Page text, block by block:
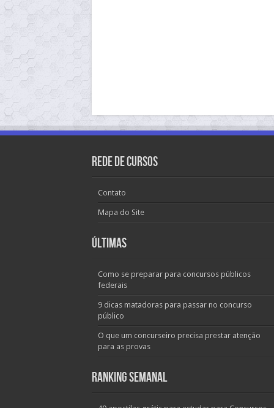
Rede de Cursos
Contato
Mapa do Site
Últimas
Como se preparar para concursos públicos
federais
9 dicas matadoras para passar no concurso
público
O que um concurseiro precisa prestar atenção
para as provas
Ranking Semanal